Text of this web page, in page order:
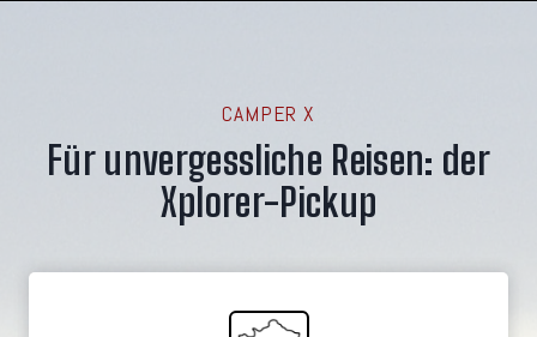
CAMPER X
Für unvergessliche Reisen: der
Xplorer-Pickup